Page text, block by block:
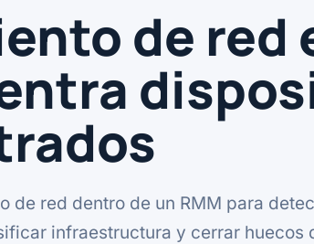
de red
de red dentro de un RMM para
infraestructura y cerrar huecos